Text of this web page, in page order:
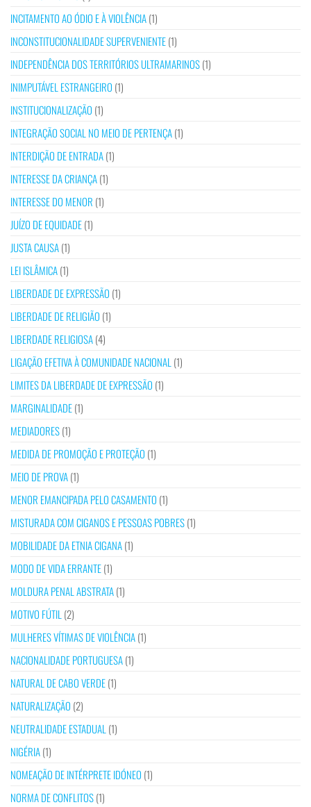
INCITAMENTO AO ÓDIO E À VIOLÊNCIA(1)
INCONSTITUCIONALIDADE SUPERVENIENTE(1)
INDEPENDÊNCIA DOS TERRITÓRIOS ULTRAMARINOS(1)
INIMPUTÁVEL ESTRANGEIRO (1)
INSTITUCIONALIZAÇÃO (1)
INTEGRAÇÃO SOCIAL NO MEIO DE PERTENÇA(1)
INTERDIÇÃO DE ENTRADA(1)
INTERESSE DA CRIANÇA(1)
INTERESSE DO MENOR (1)
JUÍZO DE EQUIDADE(1)
JUSTA CAUSA(1)
LEI ISLÂMICA(1)
LIBERDADE DE EXPRESSÃO (1)
LIBERDADE DE RELIGIÃO (1)
LIBERDADE RELIGIOSA(4)
LIGAÇÃO EFETIVA À COMUNIDADE NACIONAL (1)
LIMITES DA LIBERDADE DE EXPRESSÃO (1)
MARGINALIDADE(1)
MEDIADORES(1)
MEDIDA DE PROMOÇÃO E PROTEÇÃO (1)
MEIO DE PROVA(1)
MENOR EMANCIPADA PELO CASAMENTO (1)
MISTURADA COM CIGANOS E PESSOAS POBRES(1)
MOBILIDADE DA ETNIA CIGANA(1)
MODO DE VIDA ERRANTE(1)
MOLDURA PENAL ABSTRATA(1)
MOTIVO FÚTIL (2)
MULHERES VÍTIMAS DE VIOLÊNCIA(1)
NACIONALIDADE PORTUGUESA(1)
NATURAL DE CABO VERDE(1)
NATURALIZAÇÃO (2)
NEUTRALIDADE ESTADUAL (1)
NIGÉRIA(1)
NOMEAÇÃO DE INTÉRPRETE IDÓNEO (1)
NORMA DE CONFLITOS(1)